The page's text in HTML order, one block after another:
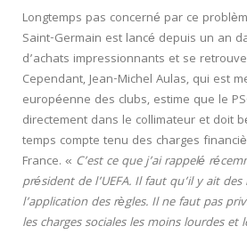
Longtemps pas concerné par ce
Saint-Germain est lancé depuis un an
d’achats impressionnants et se
Cependant, Jean-Michel Aulas, qui est
européenne des clubs, estime que le
directement dans le collimateur et doit
temps compte tenu des charges
France. « C’est ce que j’ai rappelé
président de l’UEFA. Il faut qu’il y ait
l’application des règles. Il ne faut pas
les charges sociales les moins lourdes